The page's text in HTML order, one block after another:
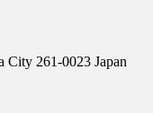
261-0023 Japan